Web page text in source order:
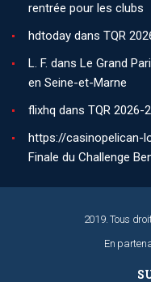
rentrée pour les clubs
hdtoday dans TQR
L. F. dans Le Grand
en Seine-et-Marne
flixhq dans TQR 2026-
https://casinopelican-
Finale du Challenge
2019. Tous
En